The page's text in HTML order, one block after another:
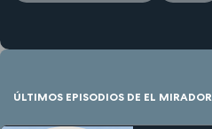
ÚLTIMOS EPISODIOS DE EL MIRADOR